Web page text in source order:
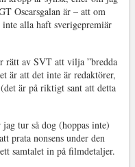
Oscarsgalan är – att om
alla haft sverigepremiär
rätt av SVT att vilja ”bredda
är att det inte är redaktörer,
är på riktigt sant att detta
tur så dog (hoppas inte)
prata nonsens under den
samtalet in på filmdetaljer.